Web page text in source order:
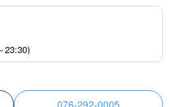
23:30)
076-292-0005